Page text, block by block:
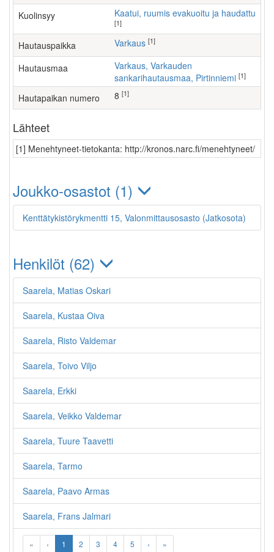
Kuolinsyy Kaatui, ruumis evakuoitu ja haudattu
[1]
Hautauspaikka Varkaus [1]
Hautausmaa
Varkaus, Varkauden
sankarihautausmaa, Pirtinniemi [1]
Hautapaikan numero [1]
Lähteet
[1] Menehtyneet-tietokanta: http://kronos.narc.fi/menehtyneet/
Joukko-osastot (1)
Kenttätykistörykmentti 15, Valonmittausosasto (Jatkosota)
Henkilöt (62)
Saarela, Matias Oskari
Saarela, Kustaa Oiva
Saarela, Risto Valdemar
Saarela, Toivo Viljo
Saarela, Erkki
Saarela, Veikko Valdemar
Saarela, Tuure Taavetti
Saarela, Tarmo
Saarela, Paavo Armas
Saarela, Frans Jalmari
« ‹ 1 2 3 4 5 › »